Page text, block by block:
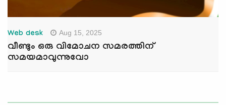
Web desk Aug 15, 2025
വീണ്ടും ഒരു വിമോചന സമരത്തിന്
സമയമാവുന്നുവോ